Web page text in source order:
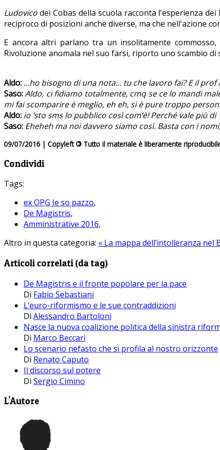
Ludovico dei Cobas della scuola racconta l'esperienza
reciproco di posizioni anche diverse, ma che nell'azione
E ancora altri parlano tra un insolitamente
Rivoluzione anomala nel suo farsi, riporto uno scambio
Aldo: ...ho bisogno di una nota... tu che lavoro fai? E il
Saso: Aldo, ci fidiamo totalmente, cmq se ce lo mandi
mi fai scomparire è meglio, eh eh, si è pure troppo
Aldo: io ‘sto sms lo pubblico così com’è! Perché vale più
Saso: Eheheh ma noi davvero siamo così. Basta con i
09/07/2016 | Copyleft © Tutto il materiale è liberamente
Condividi
Tags:
ex OPG Je so pazzo,
De Magistris,
Amministrative 2016,
Altro in questa categoria: « La mappa dell’intolleranza nel
Articoli correlati (da tag)
De Magistris e il fronte popolare per la pace
Di Fabio Sebastiani
L’euro-riformismo e le sue contraddizioni
Di Alessandro Bartoloni
Nasce la nuova coalizione politica della sinistra
Di Marco Beccari
Lo scenario nefasto che si profila al nostro orizzonte
Di Renato Caputo
Il discorso sul potere
Di Sergio Cimino
L'Autore